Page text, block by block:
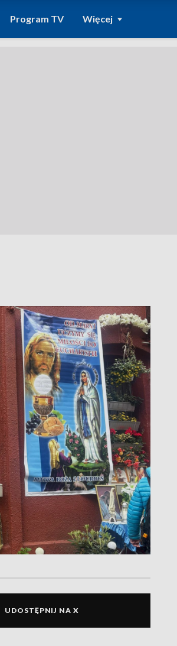
Program TV Więcej
UDOSTĘPNIJ NA X